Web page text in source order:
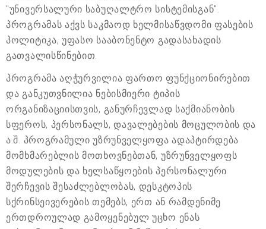
"უნივერსალური საბუღალტრო სისტემისგან".
პროგრამას აქვს საკმაოდ ხელმისაწვდომი ფასების
პოლიტიკა, უფასო სააბონენტო გადასახადის
გათვალისწინებით.
პროგრამა აღჭურვილია ფართო ფუნქციონირებით
და განკუთვნილია ნებისმიერი ტიპის
ორგანიზაციისთვის, განურჩევლად საქმიანობის
სფეროს, პერსონალს, დავალებების მოცულობის და
ა.შ. პროგრამული უზრუნველყოფა ადაპტირდება
მომხმარებლის მოთხოვნებთან, უზრუნველყოფს
მოდულების და ხელსაწყოების პერსონალური
შერჩევის შესაძლებლობას, დესკტოპის
სქრინსეივერების თემებს, ერთ ან რამდენიმე
ერთდროულად გამოყენებულ უცხო ენას